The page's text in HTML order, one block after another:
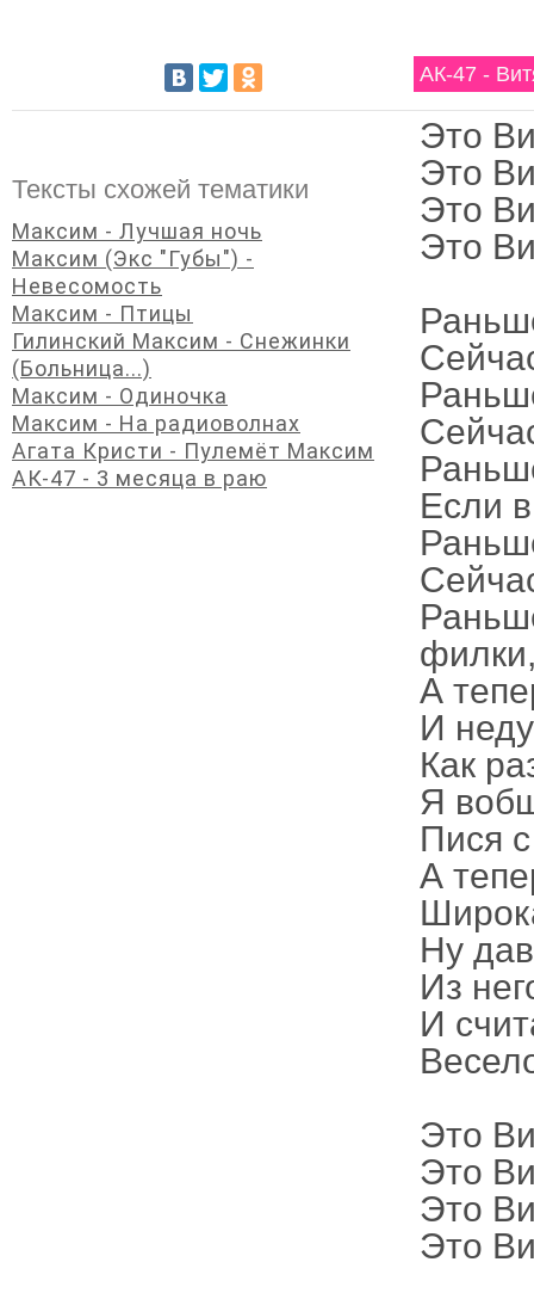
АК-47 -
Это
Это
Это
Это
Если
А
И
Как
Я
Пися
А
Ну
Из
И
Это
Это
Это
Это
Тексты схожей тематики
Максим - Лучшая ночь
Максим (Экс "Губы") -
Невесомость
Максим - Птицы
Гилинский Максим - Снежинки
(Больница...)
Максим - Одиночка
Максим - На радиоволнах
Агата Кристи - Пулемёт Максим
АК-47 - 3 месяца в раю